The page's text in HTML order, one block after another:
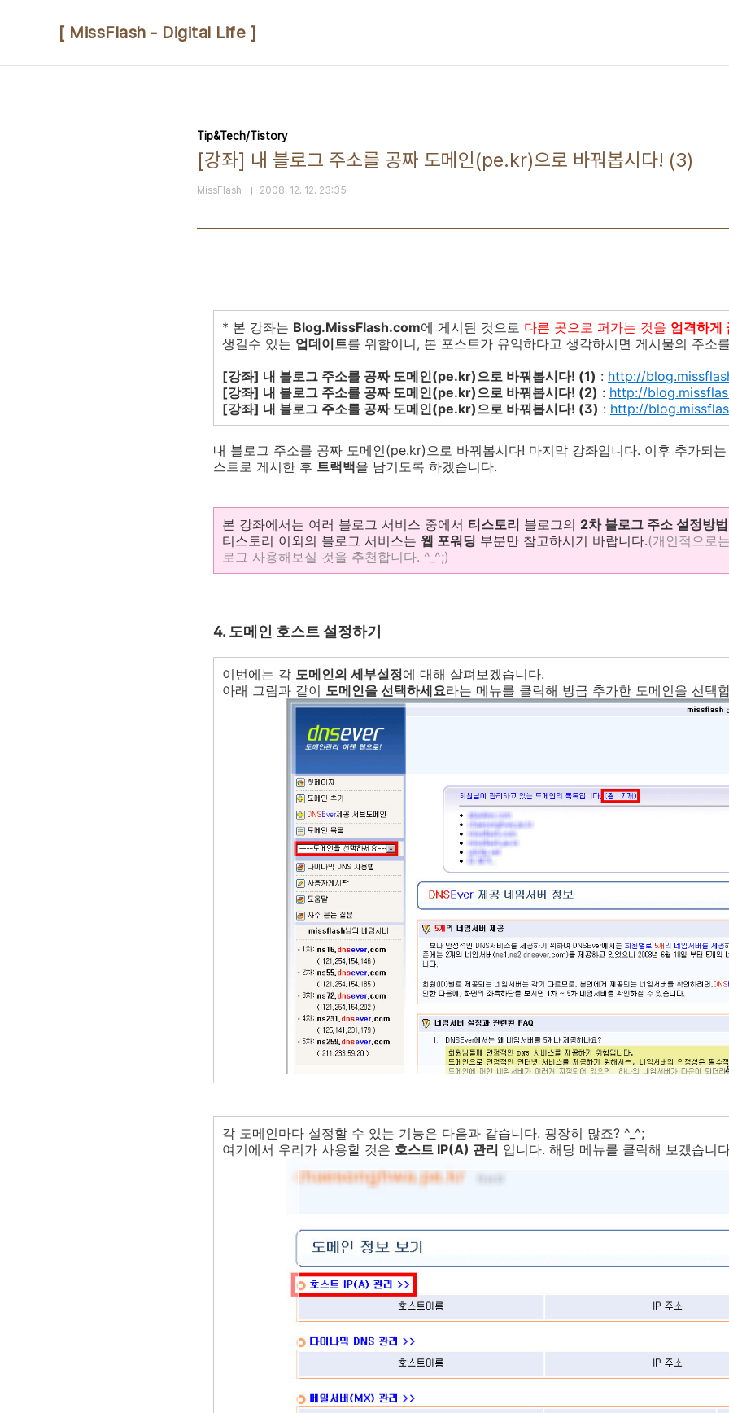
[ MissFlash - Digital Life ]
Tip&Tech/Tistory
[강좌] 내 블로그 주소를 공짜 도메인(pe.kr)으로 바꿔봅시다! (3)
MissFlash 2008. 12. 12. 23:35
* 본 강좌는 Blog.MissFlash.com에 게시된 것으로 다른 곳으로 퍼가는 것을 엄격하게
생길수 있는 업데이트를 위함이니, 본 포스트가 유익하다고 생각하시면 게시물의 주소
[강좌] 내 블로그 주소를 공짜 도메인(pe.kr)으로 바꿔봅시다! (1) : http://
[강좌] 내 블로그 주소를 공짜 도메인(pe.kr)으로 바꿔봅시다! (2) : http://
[강좌] 내 블로그 주소를 공짜 도메인(pe.kr)으로 바꿔봅시다! (3) : http://
내 블로그 주소를 공짜 도메인(pe.kr)으로 바꿔봅시다! 마지막 강좌입니다. 이후 추가되
스트로 게시한 후 트랙백을 남기도록 하겠습니다.
본 강좌에서는 여러 블로그 서비스 중에서 티스토리 블로그의 2차 블로그 주소 설정방법
티스토리 이외의 블로그 서비스는 웹 포워딩 부분만 참고하시기 바랍니다.(개인적으로
로그 사용해보실 것을 추천합니다. ^_^;)
4. 도메인 호스트 설정하기
이번에는 각 도메인의 세부설정에 대해 살펴보겠습니다.
아래 그림과 같이 도메인을 선택하세요라는 메뉴를 클릭해 방금 추가한 도메인을 선택
각 도메인마다 설정할 수 있는 기능은 다음과 같습니다. 굉장히 많죠? ^_^;
여기에서 우리가 사용할 것은 호스트 IP(A) 관리 입니다. 해당 메뉴를 클릭해 보겠습니